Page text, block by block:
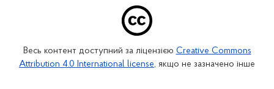
Весь контент доступний за ліцензією Creative Commons
Attribution 4.0 International license, якщо не зазначено інше